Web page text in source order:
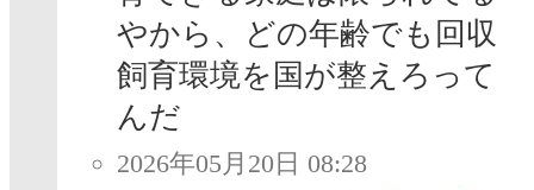
やから、どの年齢でも回収
飼育環境を国が整えろって
んだ
2026年05月20日 08:28